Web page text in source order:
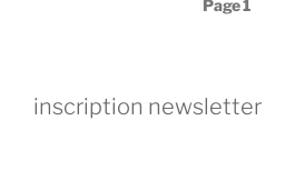
Page1
inscription newsletter